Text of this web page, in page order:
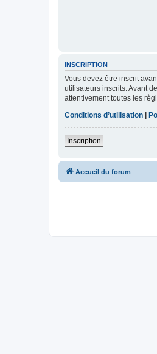
INSCRIPTION
Vous devez être inscrit
utilisateurs inscrits. Avant
attentivement toutes les
Conditions d’utilisation
Inscription
Accueil du forum